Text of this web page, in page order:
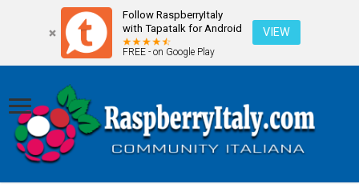
Follow RaspberryItaly
with Tapatalk for Android
FREE - on Google Play
VIEW